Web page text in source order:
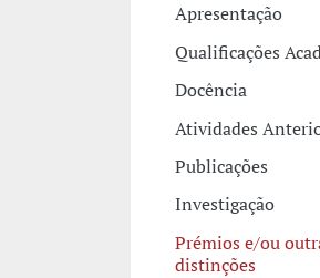
Apresentação
Qualificações
Docência
Atividades
Publicações
Investigação
Prémios e/ou
distinções